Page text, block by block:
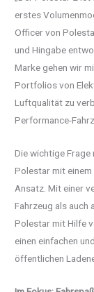
erstes
Officer von
und Hingabe
Marke gehen wir
Portfolios von
Luftqualität zu
Performance-
Die wichtige
Polestar mit
Ansatz. Mit einer
Fahrzeug als
Polestar mit Hilfe
einen einfachen
öffentlichen